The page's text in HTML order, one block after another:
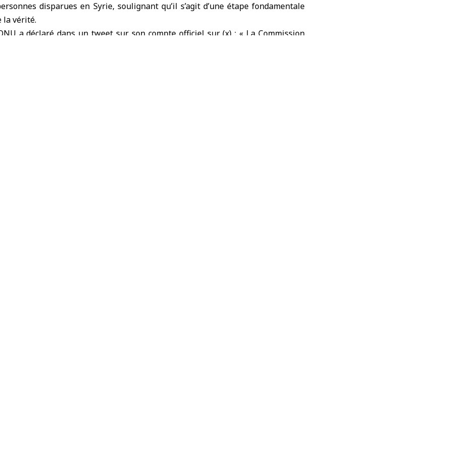
disparues en Syrie, soulignant qu’il s’agit d’une étape fondamentale
la vérité.
a déclaré dans un tweet sur son compte officiel sur (x) : « La Commission